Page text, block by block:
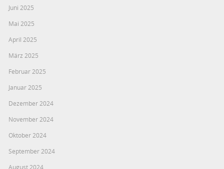
Juni 2025
Mai 2025
April 2025
März 2025
Februar 2025
Januar 2025
Dezember 2024
November 2024
Oktober 2024
September 2024
August 2024